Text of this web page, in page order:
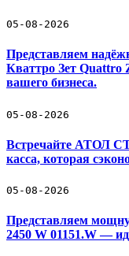
05-08-2026
Представляем
Кваттро Зет Quattro
вашего бизнеса.
05-08-2026
Встречайте АТОЛ
касса, которая
05-08-2026
Представляем
2450 W 01151.W —